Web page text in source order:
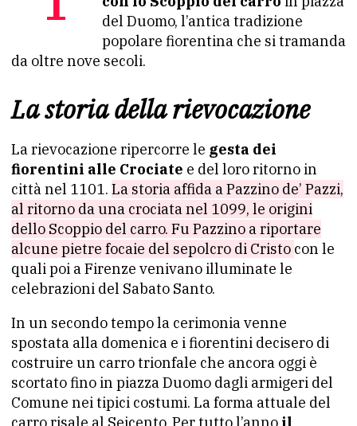
del Duomo, l’antica tradizione
popolare fiorentina che si tramanda
da oltre nove secoli.
La storia della rievocazione
La rievocazione ripercorre le gesta dei
fiorentini alle Crociate e del loro ritorno in
città nel 1101. La storia affida a Pazzino de’ Pazzi,
al ritorno da una crociata nel 1099, le origini
dello Scoppio del carro. Fu Pazzino a riportare
alcune pietre focaie del sepolcro di Cristo con le
quali poi a Firenze venivano illuminate le
celebrazioni del Sabato Santo.
In un secondo tempo la cerimonia venne
spostata alla domenica e i fiorentini decisero di
costruire un carro trionfale che ancora oggi è
scortato fino in piazza Duomo dagli armigeri del
Comune nei tipici costumi. La forma attuale del